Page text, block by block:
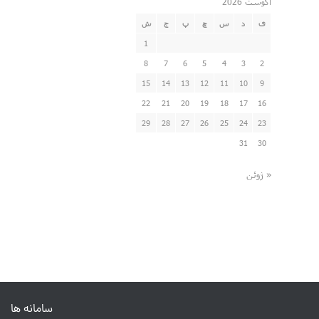
ی د س چ پ ج ش
1
2
3
4
5
6
7
8
9
10
11
12
13
14
15
16
17
18
19
20
21
22
23
24
25
26
27
28
29
30
31
« ژوئن
سامانه ها